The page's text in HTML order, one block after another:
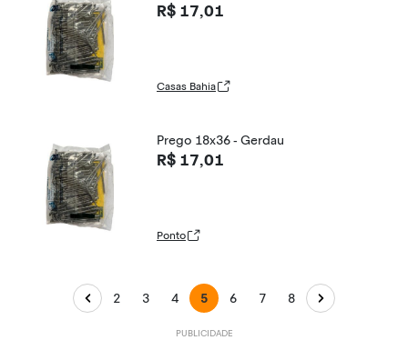
R$ 17,01
Casas Bahia
Prego 18x36 - Gerdau
R$ 17,01
Ponto
2 3 4 5 6 7 8